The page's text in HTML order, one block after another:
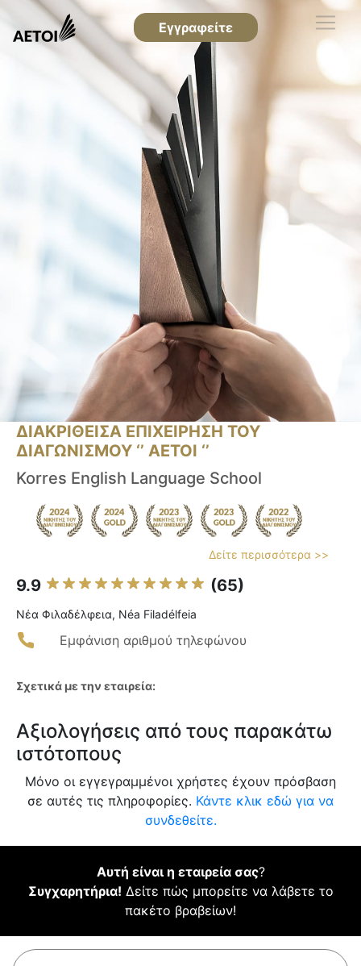
Εγγραφείτε
ΔΙΑΚΡΙΘΕΙΣΑ ΕΠΙΧΕΙΡΗΣΗ ΤΟΥ
ΔΙΑΓΩΝΙΣΜΟΥ ‘’ ΑΕΤΟΙ ‘’
Korres English Language School
Δείτε περισσότερα >>
9.9 (65)
Νέα Φιλαδέλφεια, Néa Filadélfeia
Εμφάνιση αριθμού τηλεφώνου
Σχετικά με την εταιρεία:
Αξιολογήσεις από τους παρακάτω
ιστότοπους
Μόνο οι εγγεγραμμένοι χρήστες έχουν πρόσβαση
σε αυτές τις πληροφορίες. Κάντε κλικ εδώ για να
συνδεθείτε.
Αυτή είναι η εταιρεία σας?
Συγχαρητήρια! Δείτε πώς μπορείτε να λάβετε το
πακέτο βραβείων!